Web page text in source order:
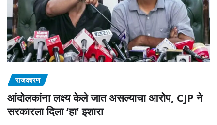
राजकारण
आंदोलकांना लक्ष्य केले जात असल्याचा आरोप, CJP ने
सरकारला दिला ‘हा’ इशारा